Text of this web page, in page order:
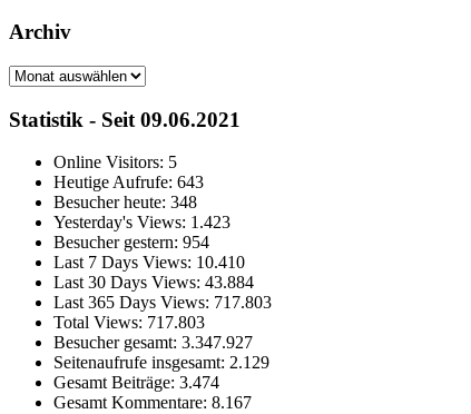
Archiv
Archiv
Statistik - Seit 09.06.2021
Online Visitors: 5
Heutige Aufrufe: 643
Besucher heute: 348
Yesterday's Views: 1.423
Besucher gestern: 954
Last 7 Days Views: 10.410
Last 30 Days Views: 43.884
Last 365 Days Views: 717.803
Total Views: 717.803
Besucher gesamt: 3.347.927
Seitenaufrufe insgesamt: 2.129
Gesamt Beiträge: 3.474
Gesamt Kommentare: 8.167